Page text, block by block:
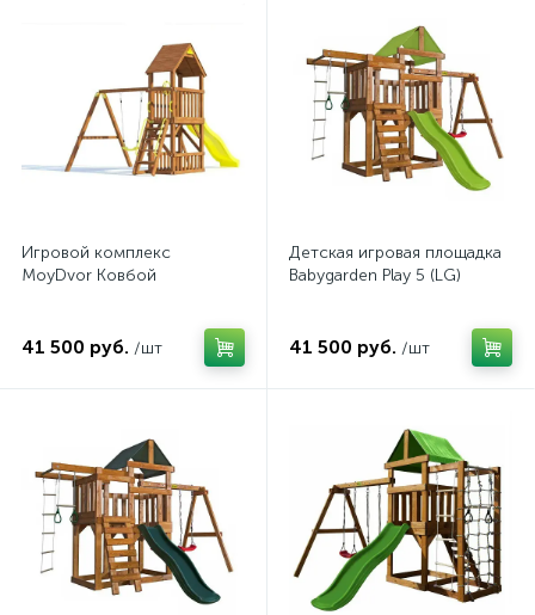
Игровой комплекс
MoyDvor Ковбой
41 500 руб. /шт
Детская игровая площадка
Babygarden Play 5 (LG)
41 500 руб. /шт